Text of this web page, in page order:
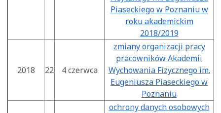
Piaseckiego w Poznaniu w
roku akademickim
2018/2019
2018 22 4 czerwca
zmiany organizacji pracy
pracowników Akademii
Wychowania Fizycznego im.
Eugeniusza Piaseckiego w
Poznaniu
ochrony danych osobowych